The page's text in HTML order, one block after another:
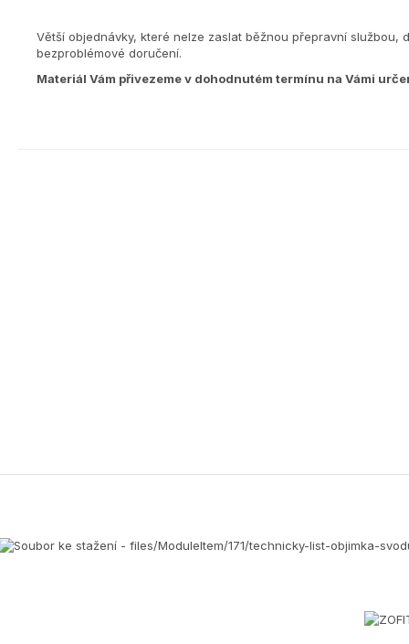
Větší objednávky, které nelze zaslat běžnou přepravní službou,
bezproblémové doručení.
Materiál Vám přivezeme v dohodnutém termínu na Vámi